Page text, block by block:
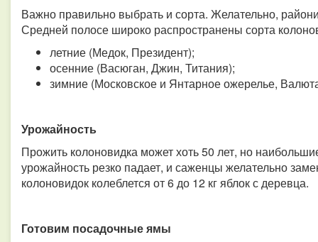
Важно правильно выбрать и сорта. Желательно,
Средней полосе широко распространены сорта
летние (Медок, Президент);
осенние (Васюган, Джин, Титания);
зимние (Московское и Янтарное ожерелье,
Урожайность
Прожить колоновидка может хоть 50 лет, но
урожайность резко падает, и саженцы желательно
колоновидок колеблется от 6 до 12 кг яблок с деревца.
Готовим посадочные ямы